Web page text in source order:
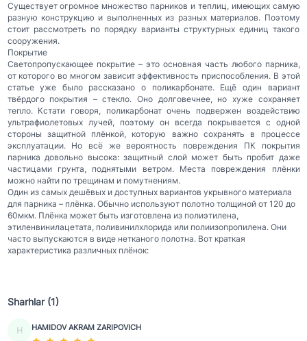
Существует огромное множество парников и теплиц, имеющих самую
разную конструкцию и выполненных из разных материалов. Поэтому
стоит рассмотреть по порядку варианты структурных единиц такого
сооружения.
Покрытие
Светопропускающее покрытие – это основная часть любого парника,
от которого во многом зависит эффективность приспособления. В этой
статье уже было рассказано о поликарбонате. Ещё один вариант
твёрдого покрытия – стекло. Оно долговечнее, но хуже сохраняет
тепло. Кстати говоря, поликарбонат очень подвержен воздействию
ультрафиолетовых лучей, поэтому он всегда покрывается с одной
стороны защитной плёнкой, которую важно сохранять в процессе
эксплуатации. Но всё же вероятность повреждения ПК покрытия
парника довольно высока: защитный слой может быть пробит даже
частицами грунта, поднятыми ветром. Места повреждения плёнки
можно найти по трещинам и помутнениям.
Один из самых дешёвых и доступных вариантов укрывного материала
для парника – плёнка. Обычно используют полотно толщиной от 120 до
60мкм. Плёнка может быть изготовлена из полиэтилена,
этиленвинилацетата, поливинилхлорида или полиизопропилена. Они
часто выпускаются в виде нетканого полотна. Вот краткая
характеристика различных плёнок:
Sharhlar (1)
H HAMIDOV AKRAM ZARIPOVICH